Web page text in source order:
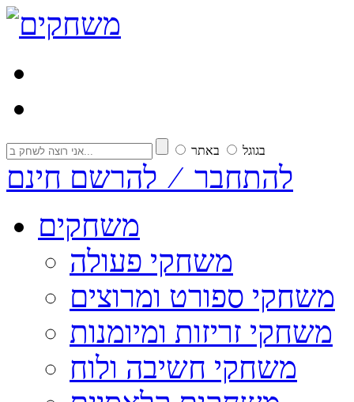
בגוגל באתר
להתחבר ⁄ להרשם חינם
משחקים
משחקי פעולה
משחקי ספורט ומרוצים
משחקי זריזות ומיומנות
משחקי חשיבה ולוח